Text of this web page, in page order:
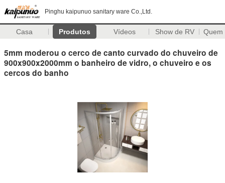
Pinghu kaipunuo sanitary ware Co.,Ltd.
Casa Produtos Vídeos Show de RV Quem
5mm moderou o cerco de canto curvado do chuveiro de
900x900x2000mm o banheiro de vidro, o chuveiro e os
cercos do banho